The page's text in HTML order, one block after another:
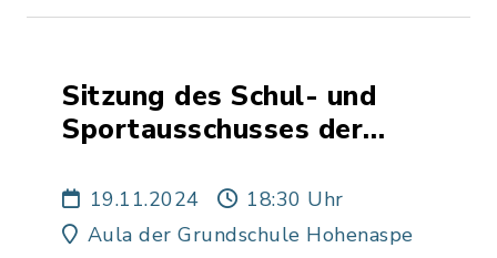
Sitzung des Schul- und
Sportausschusses der
19.11.2024
18:30 Uhr
Aula der Grundschule Hohenaspe